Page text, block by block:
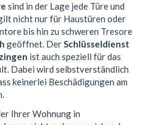
sind in der Lage jede Türe und
nicht nur für Haustüren oder
bis hin zu schweren Tresore
geöffnet. DerSchlüsseldienst
ist auch speziell für das
Dabei wird selbstverständlich
keinerlei Beschädigungen am
Ihrer Wohnung in